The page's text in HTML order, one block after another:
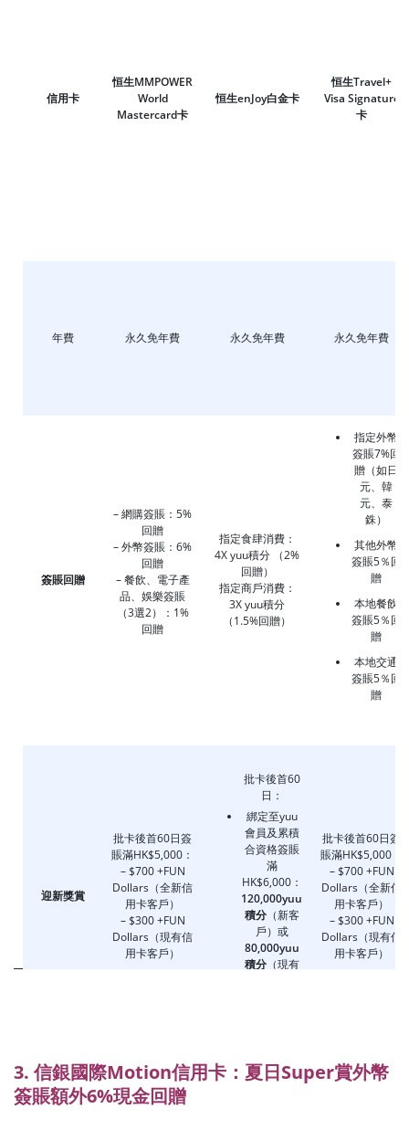
信用卡
恒生MMPOWER
World
Mastercard卡
恒生enJoy白金卡
恒生Travel+
Visa Signature
卡
年費 永久免年費 永久免年費 永久免年費
簽賬回贈
– 網購簽賬：5%
回贈
– 外幣簽賬：6%
回贈
– 餐飲、電子產
品、娛樂簽賬
（3選2）：1%
回贈
指定食肆消費：
4X yuu積分 （2%
回贈）
指定商戶消費：
3X yuu積分
（1.5%回贈）
指定外幣
簽賬7%回
贈（如日
元、韓
元、泰
銖）
其他外幣
簽賬5％回
贈
本地餐飲
簽賬5％回
贈
本地交通
簽賬5％回
贈
迎新獎賞
批卡後首60日簽
賬滿HK$5,000：
– $700 +FUN
Dollars（全新信
用卡客戶）
– $300 +FUN
Dollars（現有信
用卡客戶）
批卡後首60
日：
綁定至yuu
會員及累積
合資格簽賬
滿
HK$6,000：
120,000yuu
積分（新客
戶）或
80,000yuu
積分（現有
批卡後首60日簽
賬滿HK$5,000：
– $700 +FUN
Dollars（全新信
用卡客戶）
– $300 +FUN
Dollars（現有信
用卡客戶）
【即日起至08月
29日下午6時】
3. 信銀國際Motion信用卡：夏日Super賞外幣
簽賬額外6%現金回贈